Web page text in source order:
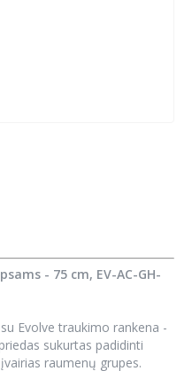
- 75 cm, EV-AC-GH-
Evolve traukimo rankena -
sukurtas padidinti
raumenų grupes.